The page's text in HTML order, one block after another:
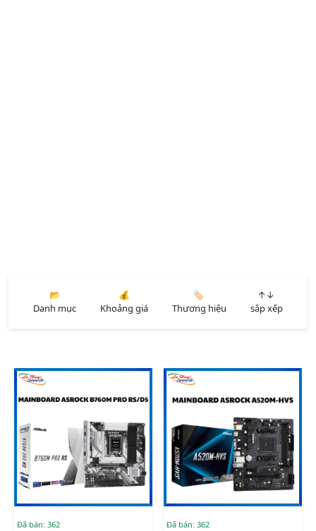
📂
Danh mục
💰
Khoảng giá
🏷️
Thương hiệu
↑↓
sắp xếp
Đã bán: 362 Đã bán: 362